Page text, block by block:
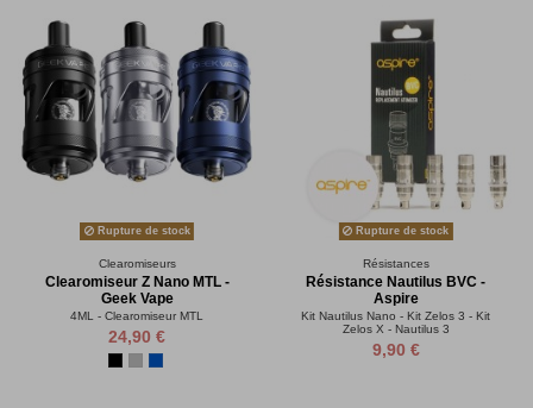
Rupture de stock
Clearomiseurs
Clearomiseur Z Nano MTL -
Geek Vape
4ML - Clearomiseur MTL
24,90 €
Rupture de stock
Résistances
Résistance Nautilus BVC -
Aspire
Kit Nautilus Nano - Kit Zelos 3 - Kit
Zelos X - Nautilus 3
9,90 €